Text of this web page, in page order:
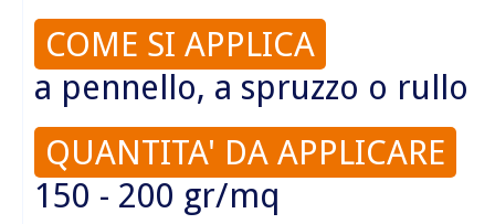
COME SI APPLICA
a pennello, a spruzzo o rullo
QUANTITA' DA APPLICARE
150 - 200 gr/mq